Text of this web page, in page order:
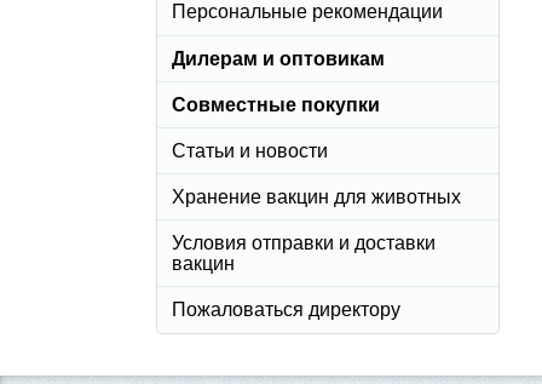
Персональные рекомендации
Дилерам и оптовикам
Совместные покупки
Статьи и новости
Хранение вакцин для животных
Условия отправки и доставки
вакцин
Пожаловаться директору